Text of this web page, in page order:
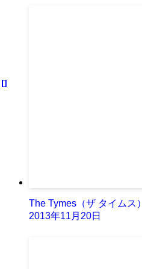
The Tymes（ザ タイムス）
2013年11月20日